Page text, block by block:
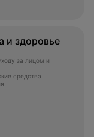
и здоровье
за лицом и
средства